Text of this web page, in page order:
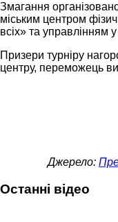
Змагання
міським центром
всіх» та управлінням
Призери турніру
центру, переможець
Джерело:
Останні відео